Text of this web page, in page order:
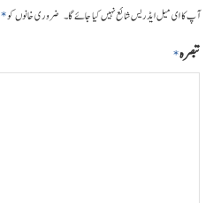
آپ کا ای میل ایڈریس شائع نہیں کیا جائے گا۔ ضروری خانوں کو*
تبصرہ*